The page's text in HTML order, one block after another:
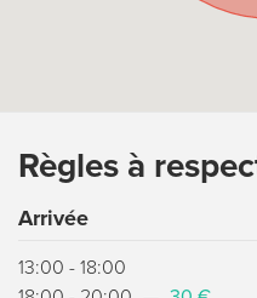
Règles à
Arrivée
13:00 - 18:00